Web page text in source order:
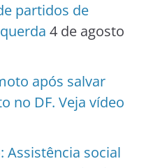
partidos de
4 de agosto
após salvar
no DF. Veja vídeo
social